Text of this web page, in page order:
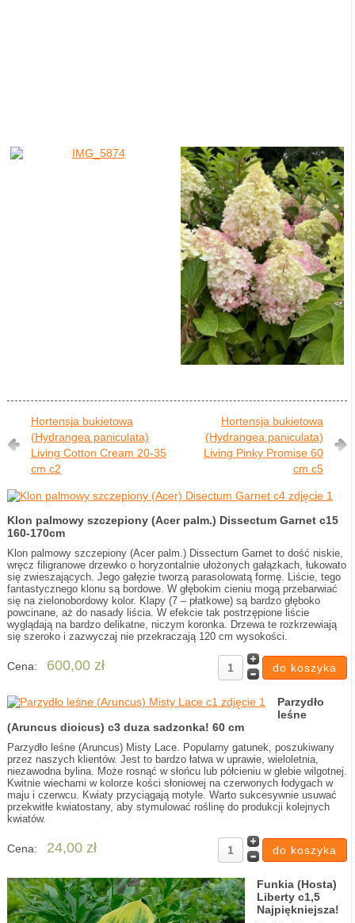
Hortensja bukietowa
(Hydrangea paniculata)
Living Cotton Cream 20-35
cm c2
Hortensja bukietowa
(Hydrangea paniculata)
Living Pinky Promise 60
cm c5
Klon palmowy szczepiony (Acer palm.) Dissectum Garnet c15
160-170cm
Klon palmowy szczepiony (Acer palm.) Dissectum Garnet to dość niskie,
wręcz filigranowe drzewko o horyzontalnie ułożonych gałązkach, łukowato
się zwieszających. Jego gałęzie tworzą parasolowatą formę. Liście, tego
fantastycznego klonu są bordowe. W głębokim cieniu mogą przebarwiać
się na zielonobordowy kolor. Klapy (7 – płatkowe) są bardzo głęboko
powcinane, aż do nasady liścia. W efekcie tak postrzępione liście
wyglądają na bardzo delikatne, niczym koronka. Drzewa te rozkrzewiają
się szeroko i zazwyczaj nie przekraczają 120 cm wysokości.
Cena: 600,00 zł
Parzydło
leśne
(Aruncus dioicus) c3 duza sadzonka! 60 cm
Parzydło leśne (Aruncus) Misty Lace. Popularny gatunek, poszukiwany
przez naszych klientów. Jest to bardzo łatwa w uprawie, wieloletnia,
niezawodna bylina. Może rosnąć w słońcu lub półcieniu w glebie wilgotnej.
Kwitnie wiechami w kolorze kości słoniowej na czerwonych łodygach w
maju i czerwcu. Kwiaty przyciągają motyle. Warto sukcesywnie usuwać
przekwitłe kwiatostany, aby stymulować roślinę do produkcji kolejnych
kwiatów.
Cena: 24,00 zł
Funkia (Hosta)
Liberty c1,5
Najpiękniejsza!